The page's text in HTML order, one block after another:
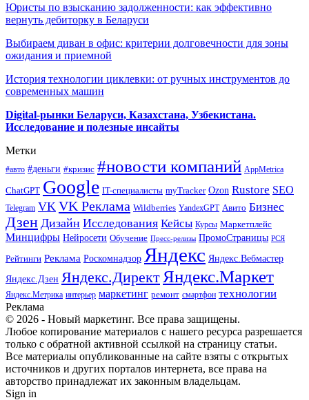
Юристы по взысканию задолженности: как эффективно
вернуть дебиторку в Беларуси
Выбираем диван в офис: критерии долговечности для зоны
ожидания и приемной
История технологии циклевки: от ручных инструментов до
современных машин
Digital-рынки Беларуси, Казахстана, Узбекистана.
Исследование и полезные инсайты
Метки
#авто #деньги #кризис #новости компаний AppMetrica
ChatGPT Google IT-специалисты myTracker Ozon Rustore SEO
Telegram VK VK Реклама Wildberries YandexGPT Авито Бизнес
Дзен Дизайн Исследования Кейсы Курсы Маркетплейс
Минцифры Нейросети Обучение Пресс-релизы ПромоСтраницы РСЯ
Рейтинги Реклама Роскомнадзор Яндекс Яндекс.Вебмастер
Яндекс.Дзен Яндекс.ДиректЯндекс.Маркет
Яндекс.Метрика интерьер маркетинг ремонт смартфон технологии
Реклама
© 2026 - Новый маркетинг. Все права защищены.
Любое копирование материалов с нашего ресурса разрешается
только с обратной активной ссылкой на страницу статьи.
Все материалы опубликованные на сайте взяты с открытых
источников и других порталов интернета, все права на
авторство принадлежат их законным владельцам.
Sign in